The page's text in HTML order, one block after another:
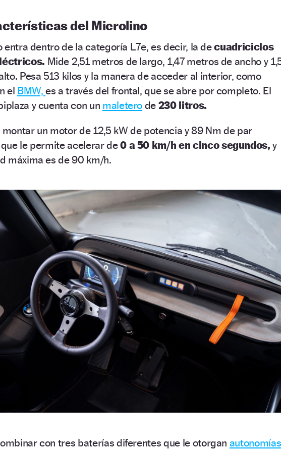
del Microlino
entra dentro de la categoría L7e, es decir, la decuadriciclos
Mide 2,51 metros de largo, 1,47 metros de ancho y
Pesa 513 kilos y la manera de acceder al interior, como
el BMW,es a través del frontal, que se abre por completo. El
y cuenta con un maletero de 230 litros.
montar un motor de 12,5 kW de potencia y 89 Nm de par
le permite acelerar de0 a 50 km/h en cinco segundos, y
máxima es de 90 km/h.
con tres baterías diferentes que le otorgan autonomías